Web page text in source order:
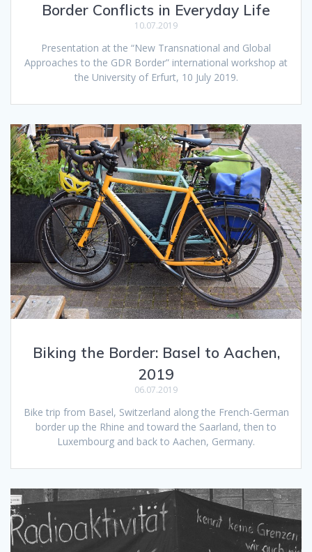
Border Conflicts in Everyday Life
10.07.2019
Presentation at the “New Transnational and Global
Approaches to the GDR Border” international workshop at
the University of Erfurt, 10 July 2019.
Biking the Border: Basel to Aachen,
2019
06.07.2019
Bike trip from Basel, Switzerland along the French-German
border up the Rhine and toward the Saarland, then to
Luxembourg and back to Aachen, Germany.